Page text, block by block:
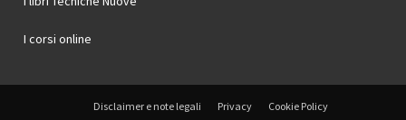
I corsi online
Disclaimer e note legali Privacy Cookie Policy